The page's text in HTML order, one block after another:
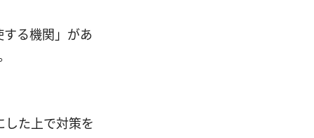
する機関」があ
した上で対策を